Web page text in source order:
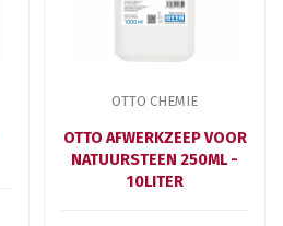
OTTO CHEMIE
OTTO AFWERKZEEP VOOR
NATUURSTEEN 250ML -
10LITER